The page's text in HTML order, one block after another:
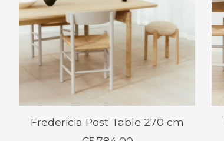
Fredericia Post Table 270 cm